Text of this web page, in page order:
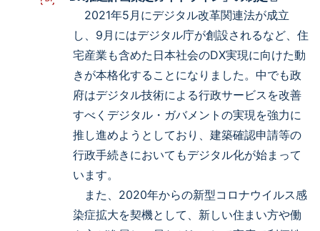
2021年5月にデジタル改革関連法が成立
し、9月にはデジタル庁が創設されるなど、住
宅産業も含めた日本社会のDX実現に向けた動
きが本格化することになりました。中でも政
府はデジタル技術による行政サービスを改善
すべくデジタル・ガバメントの実現を強力に
推し進めようとしており、建築確認申請等の
行政手続きにおいてもデジタル化が始まって
います。
また、2020年からの新型コロナウイルス感
染症拡大を契機として、新しい住まい方や働